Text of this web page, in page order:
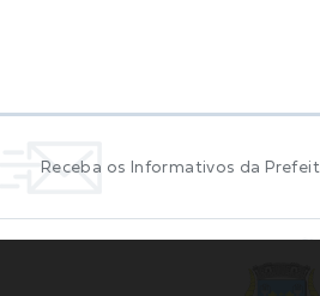
Receba os Informativos da